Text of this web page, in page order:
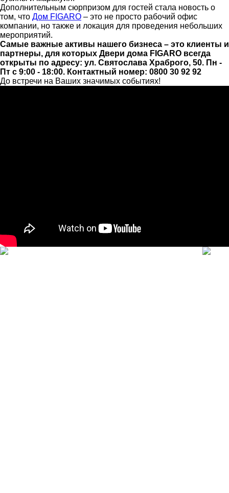
Дополнительным сюрпризом для гостей стала новость о
том, что Дом FIGARO – это не просто рабочий офис
компании, но также и локация для проведения небольших
мероприятий.
Cамые важные активы нашего бизнеса – это клиенты и
партнеры, для которых Двери дома FIGARO всегда
открыты по адресу: ул. Святослава Храброго, 50. Пн -
Пт с 9:00 - 18:00. Контактный номер: 0800 30 92 92
До встречи на Ваших значимых событиях!